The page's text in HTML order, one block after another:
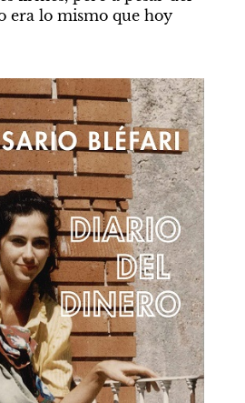
era lo mismo que hoy